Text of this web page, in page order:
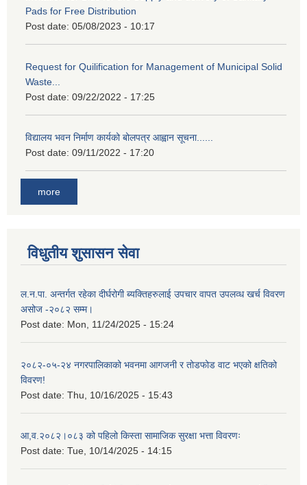
Pads for Free Distribution
Post date: 05/08/2023 - 10:17
Request for Quilification for Management of Municipal Solid
Waste...
Post date: 09/22/2022 - 17:25
विद्यालय भवन निर्माण कार्यको बोलपत्र आह्वान सूचना......
Post date: 09/11/2022 - 17:20
more
विधुतीय शुसासन सेवा
ल.न.पा. अन्तर्गत रहेका दीर्घरोगी ब्यक्तिहरुलाई उपचार वापत उपलव्ध खर्च विवरण
असोज -२०८२ सम्म।
Post date: Mon, 11/24/2025 - 15:24
२०८२-०५-२४ नगरपालिकाको भवनमा आगजनी र तोडफोड वाट भएको क्षतिको
विवरण!
Post date: Thu, 10/16/2025 - 15:43
आ,व.२०८२।०८३ को पहिलो किस्ता सामाजिक सुरक्षा भत्ता विवरणः
Post date: Tue, 10/14/2025 - 14:15